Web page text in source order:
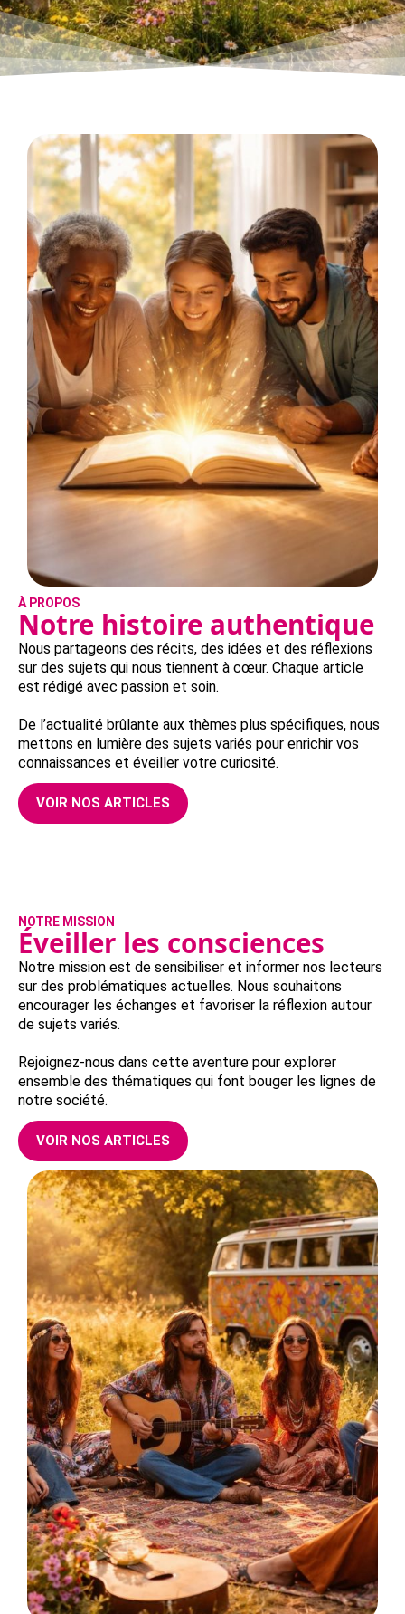
À PROPOS
Notre histoire authentique
Nous partageons des récits, des idées et des réflexions
sur des sujets qui nous tiennent à cœur. Chaque article
est rédigé avec passion et soin.
De l’actualité brûlante aux thèmes plus spécifiques, nous
mettons en lumière des sujets variés pour enrichir vos
connaissances et éveiller votre curiosité.
VOIR NOS ARTICLES
NOTRE MISSION
Éveiller les consciences
Notre mission est de sensibiliser et informer nos lecteurs
sur des problématiques actuelles. Nous souhaitons
encourager les échanges et favoriser la réflexion autour
de sujets variés.
Rejoignez-nous dans cette aventure pour explorer
ensemble des thématiques qui font bouger les lignes de
notre société.
VOIR NOS ARTICLES